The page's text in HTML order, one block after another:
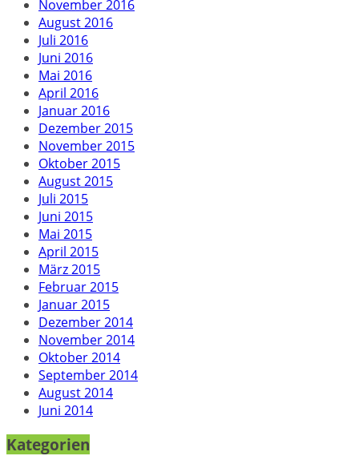
November 2016
August 2016
Juli 2016
Juni 2016
Mai 2016
April 2016
Januar 2016
Dezember 2015
November 2015
Oktober 2015
August 2015
Juli 2015
Juni 2015
Mai 2015
April 2015
März 2015
Februar 2015
Januar 2015
Dezember 2014
November 2014
Oktober 2014
September 2014
August 2014
Juni 2014
Kategorien